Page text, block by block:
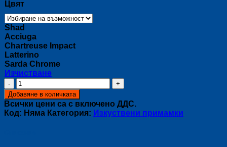
Цвят
Shad
Acciuga
Chartreuse Impact
Latterino
Sarda Chrome
Изчистване
количество
за
HERAKLES:
WORTH
70S
Добавяне в количката
Всички цени са с включено ДДС.
Код: Няма Категория: Изкуствени примамки